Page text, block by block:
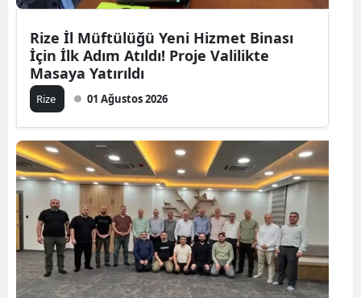
Rize İl Müftülüğü Yeni Hizmet Binası
İçin İlk Adım Atıldı! Proje Valilikte
Masaya Yatırıldı
Rize 01 Ağustos 2026